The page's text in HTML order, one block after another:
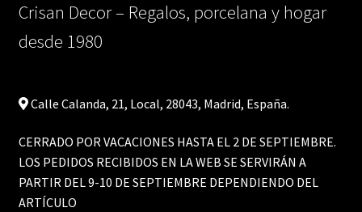
Crisan Decor – Regalos, porcelana y hogar
desde 1980
Calle Calanda, 21, Local, 28043, Madrid, España.
CERRADO POR VACACIONES HASTA EL 2 DE SEPTIEMBRE.
LOS PEDIDOS RECIBIDOS EN LA WEB SE SERVIRÁN A
PARTIR DEL 9-10 DE SEPTIEMBRE DEPENDIENDO DEL
ARTÍCULO